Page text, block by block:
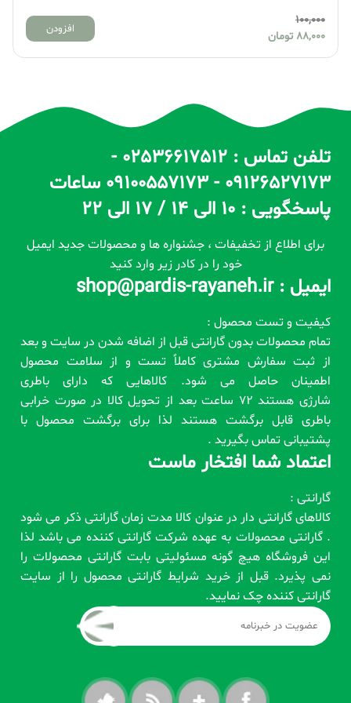
100,000
88,000 تومان
افزودن
تلفن تماس : 02536617512 -
09126527173 - 09100557173 ساعات
پاسخگویی : 10 الی 14 / 17 الی 22
برای اطلاع از تخفیفات ، جشنواره ها و محصولات جدید ایمیل
خود را در کادر زیر وارد کنید
ایمیل : shop@pardis-rayaneh.ir
کیفیت و تست محصول :
تمام محصولات بدون گارانتی قبل از اضافه شدن در سایت و بعد
از ثبت سفارش مشتری کاملاً تست و از سلامت محصول
اطمینان حاصل می شود. کالاهایی که دارای باطری
شارژی هستند 72 ساعت بعد از تحویل کالا در صورت خرابی
باطری قابل برگشت هستند لذا برای برگشت محصول با
پشتیبانی تماس بگیرید .
اعتماد شما افتخار ماست
گارانتی :
کالاهای گارانتی دار در عنوان کالا مدت زمان گارانتی ذکر می شود
. گارانتی محصولات به عهده شرکت گارانتی کننده می باشد لذا
این فروشگاه هیچ گونه مسئولیتی بابت گارانتی محصولات را
نمی پذیرد. قبل از خرید شرایط گارانتی محصول را از سایت
گارانتی کننده چک نمایید.